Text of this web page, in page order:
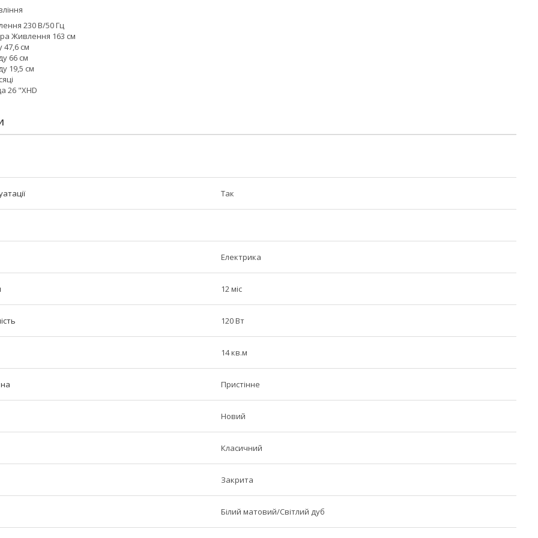
230 В/50 Гц
Живлення 163 см
47,6 см
66 см
19,5 см
26 "XHD
Так
Електрика
12 міс
120 Вт
14 кв.м
Пристінне
Новий
Класичний
Закрита
Білий матовий/Світлий дуб